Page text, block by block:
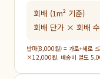
회배 (1m² 기준)
회배 단가 × 회배 수
반마(8,000원) = 가로+세로
×12,000원. 배송비 별도